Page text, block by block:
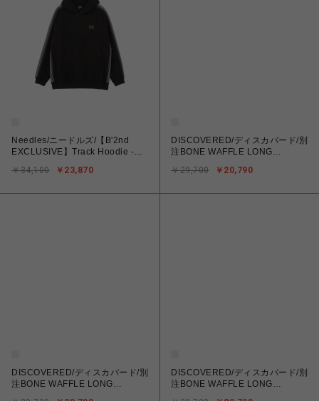
Needles/ニードルズ/【B'2nd
EXCLUSIVE】Track Hoodie -
￥23,870
￥34,100
DISCOVERED/ディスカバード/別
注BONE WAFFLE LONG
￥20,790
￥29,700
DISCOVERED/ディスカバード/別
注BONE WAFFLE LONG
DISCOVERED/ディスカバード/別
注BONE WAFFLE LONG